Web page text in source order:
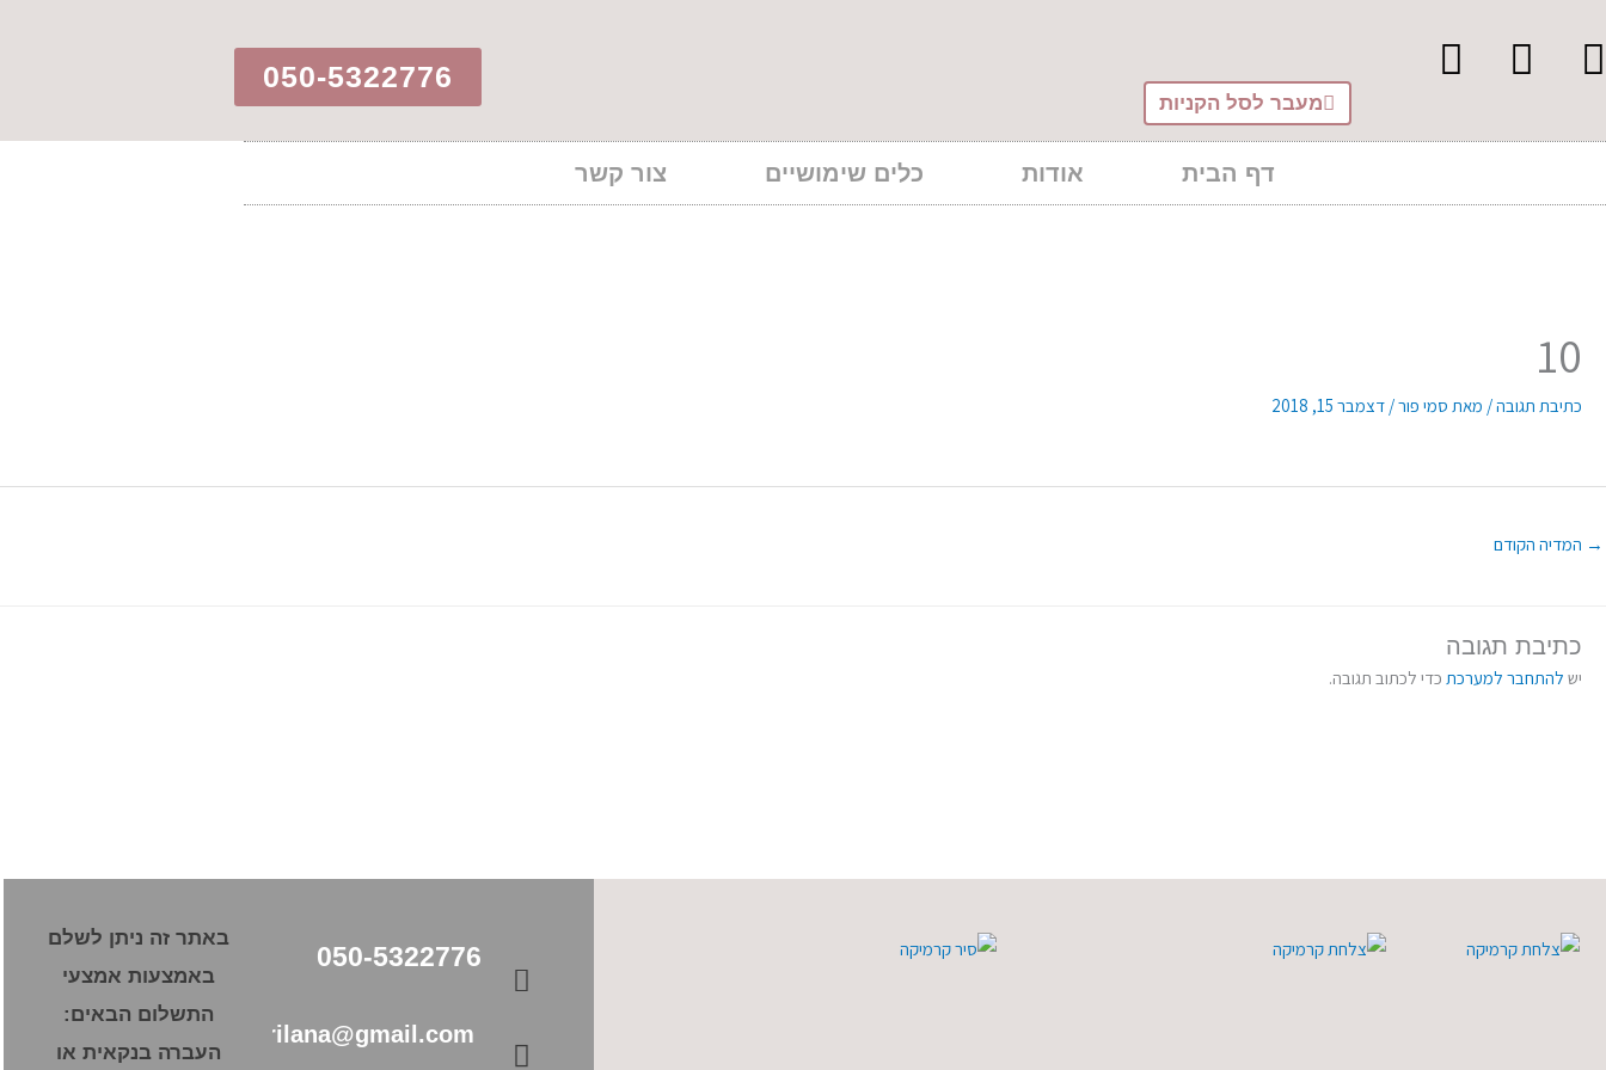
לתוכן
מעבר לסל הקניות
050-5322776​
דף הבית אודות כלים שימושיים צור קשר
10
כתיבת תגובה/ מאת סמי פור/ דצמבר 15, 2018
→ המדיה הקודם
כתיבת תגובה
יש להתחבר למערכת כדי לכתוב תגובה.
050-5322776
באתר זה ניתן לשלם
באמצעות אמצעי
התשלום הבאים:
העברה בנקאית או